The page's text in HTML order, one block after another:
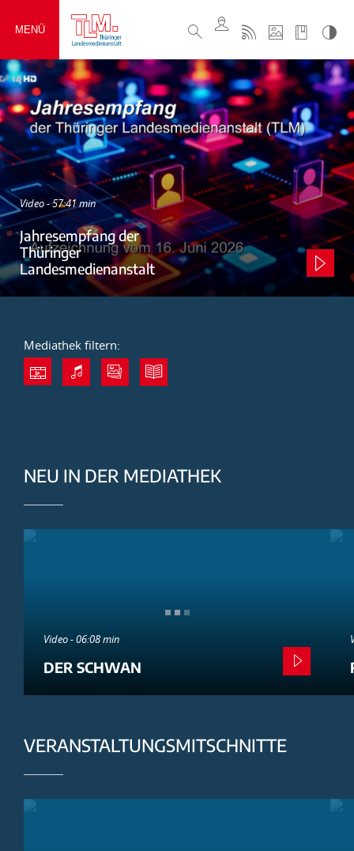
MENÜ
Video - 57:41 min
Jahresempfang der
Thüringer
Landesmedienanstalt
Mediathek filtern:
NEU IN DER MEDIATHEK
Video - 06:08 min
DER SCHWAN
VERANSTALTUNGSMITSCHNITTE